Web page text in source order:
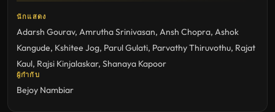
นักแสดง
Adarsh Gourav, Amrutha Srinivasan, Ansh Chopra, Ashok
Kangude, Kshitee Jog, Parul Gulati, Parvathy Thiruvothu, Rajat
Kaul, Rajsi Kinjalaskar, Shanaya Kapoor
ผู้กำกับ
Bejoy Nambiar